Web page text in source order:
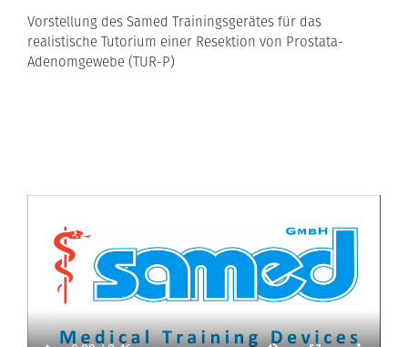
Vorstellung des Samed Trainingsgerätes für das
realistische Tutorium einer Resektion von Prostata-
Adenomgewebe (TUR-P)